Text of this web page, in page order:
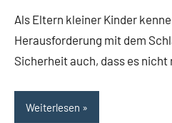
Als Eltern kleiner Kinder
Herausforderung mit dem
Sicherheit auch, dass es
Weiterlesen